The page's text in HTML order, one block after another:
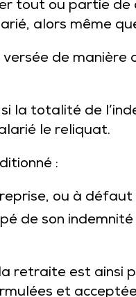
tout ou partie
alors même
de manière
la totalité de
le reliquat.
:
ou à
de son
retraite est ainsi
et